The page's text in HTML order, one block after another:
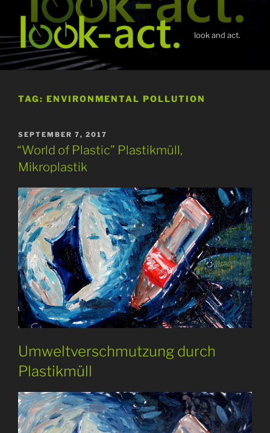
content
look and act.
TAG: ENVIRONMENTAL POLLUTION
POSTED
ON
SEPTEMBER 7, 2017
“World of Plastic” Plastikmüll,
Mikroplastik
Umweltverschmutzung durch
Plastikmüll